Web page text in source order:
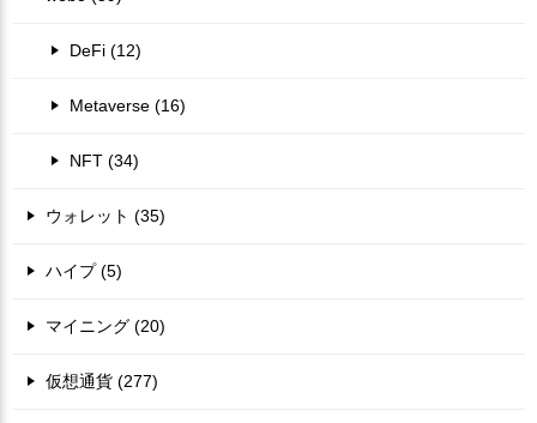
DeFi (12)
Metaverse (16)
NFT (34)
ウォレット (35)
ハイプ (5)
マイニング (20)
仮想通貨 (277)